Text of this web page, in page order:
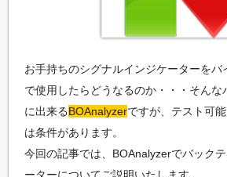
お手持ちのシグナルインジケーターをバ
で使用したらどうなるのか・・・そんな
に出来るBOAnalyzerですが、テスト可
は条件があります。
今回の記事では、BOAnalyzerでバック